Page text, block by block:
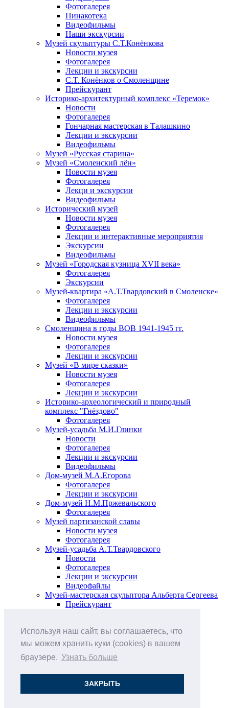
Используя наш сайт, вы соглашаетесь, что
мы можем хранить куки (cookies) в вашем
браузере. Узнать больше
ЗАКРЫТЬ
Фотогалерея
Пинакотека
Видеофильмы
Наши экскурсии
Музей скульптуры С.Т.Конёнкова
Новости музея
Фотогалерея
Лекции и экскурсии
С.Т. Конёнков о Смоленщине
Прейскурант
Историко-архитектурный комплекс «Теремок»
Новости
Фотогалерея
Гончарная мастерская в Талашкино
Лекции и экскурсии
Видеофильмы
Музей «Русская старина»
Музей «Смоленский лён»
Новости музея
Фотогалерея
Лекци и экскурсии
Видеофильмы
Исторический музей
Новости музея
Фотогалерея
Лекции и интерактивные мероприятия
Экскурсии
Видеофильмы
Музей «Городская кузница XVII века»
Фотогалерея
Экскурсии
Музей-квартира «А.Т.Твардовский в Смоленске»
Фотогалерея
Лекции и экскурсии
Видеофильмы
Смоленщина в годы ВОВ 1941-1945 гг.
Новости музея
Фотогалерея
Лекции и экскурсии
Музей «В мире сказки»
Новости музея
Фотогалерея
Лекции и экскурсии
Историко-археологический и природный
комплекс "Гнёздово"
Фотогалерея
Музей-усадьба М.И.Глинки
Новости
Фотогалерея
Лекции и экскурсии
Видеофильмы
Дом-музей М.А.Егорова
Фотогалерея
Лекции и экскурсии
Дом-музей Н.М.Пржевальского
Фотогалерея
Музей партизанской славы
Новости музея
Фотогалерея
Музей-усадьба А.Т.Твардовского
Новости
Фотогалерея
Лекции и экскурсии
Видеофайлы
Музей-мастерская скульптора Альберта Сергеева
Прейскурант
Анонс мероприятий
Виртуальные выставки
О музее
Друзья музея
Наши цены